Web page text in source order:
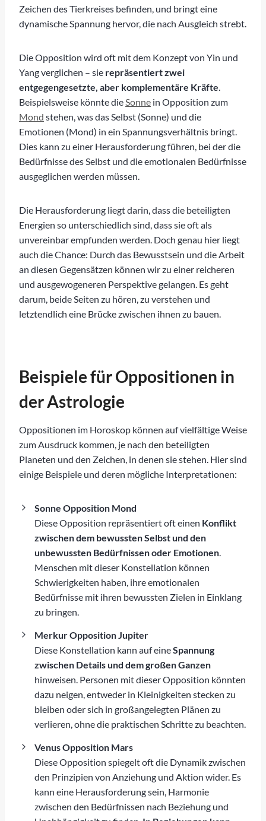
Zeichen des Tierkreises befinden, und bringt eine
dynamische Spannung hervor, die nach Ausgleich strebt.
Die Opposition wird oft mit dem Konzept von Yin und
Yang verglichen – sie repräsentiert zwei
entgegengesetzte, aber komplementäre Kräfte
Beispielsweise könnte die Sonne in Opposition zum
Mond stehen, was das Selbst (Sonne) und die
Emotionen (Mond) in ein Spannungsverhältnis bringt.
Dies kann zu einer Herausforderung führen, bei der die
Bedürfnisse des Selbst und die emotionalen Bedürfnisse
ausgeglichen werden müssen.
Die Herausforderung liegt darin, dass die beteiligten
Energien so unterschiedlich sind, dass sie oft als
unvereinbar empfunden werden. Doch genau hier liegt
auch die Chance: Durch das Bewusstsein und die Arbeit
an diesen Gegensätzen können wir zu einer reicheren
und ausgewogeneren Perspektive gelangen. Es geht
darum, beide Seiten zu hören, zu verstehen und
letztendlich eine Brücke zwischen ihnen zu bauen.
Beispiele für Oppositionen in
der Astrologie
Oppositionen im Horoskop können auf vielfältige Weise
zum Ausdruck kommen, je nach den beteiligten
Planeten und den Zeichen, in denen sie stehen. Hier sind
einige Beispiele und deren mögliche Interpretationen:
Sonne Opposition Mond
Diese Opposition repräsentiert oft einen Konflikt
zwischen dem bewussten Selbst und den
unbewussten Bedürfnissen oder Emotionen
Menschen mit dieser Konstellation können
Schwierigkeiten haben, ihre emotionalen
Bedürfnisse mit ihren bewussten Zielen in Einklang
zu bringen.
Merkur Opposition Jupiter
Diese Konstellation kann auf eineSpannung
zwischen Details und dem großen Ganzen
hinweisen. Personen mit dieser Opposition könnten
dazu neigen, entweder in Kleinigkeiten stecken zu
bleiben oder sich in großangelegten Plänen zu
verlieren, ohne die praktischen Schritte zu beachten.
Venus Opposition Mars
Diese Opposition spiegelt oft die Dynamik zwischen
den Prinzipien von Anziehung und Aktion wider. Es
kann eine Herausforderung sein, Harmonie
zwischen den Bedürfnissen nach Beziehung und